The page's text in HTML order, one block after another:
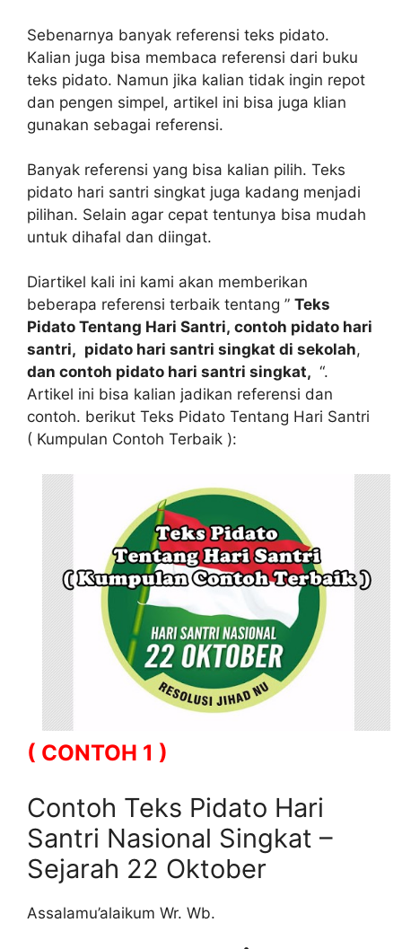
Sebenarnya banyak referensi teks pidato.
Kalian juga bisa membaca referensi dari buku
teks pidato. Namun jika kalian tidak ingin repot
dan pengen simpel, artikel ini bisa juga klian
gunakan sebagai referensi.
Banyak referensi yang bisa kalian pilih. Teks
pidato hari santri singkat juga kadang menjadi
pilihan. Selain agar cepat tentunya bisa mudah
untuk dihafal dan diingat.
Diartikel kali ini kami akan memberikan
beberapa referensi terbaik tentang ” Teks
Pidato Tentang Hari Santri, contoh pidato hari
santri, pidato hari santri singkat di sekolah,
dan contoh pidato hari santri singkat, “.
Artikel ini bisa kalian jadikan referensi dan
contoh. berikut Teks Pidato Tentang Hari Santri
( Kumpulan Contoh Terbaik ):
( CONTOH 1 )
Contoh Teks Pidato Hari
Santri Nasional Singkat –
Sejarah 22 Oktober
Assalamu’alaikum Wr. Wb.